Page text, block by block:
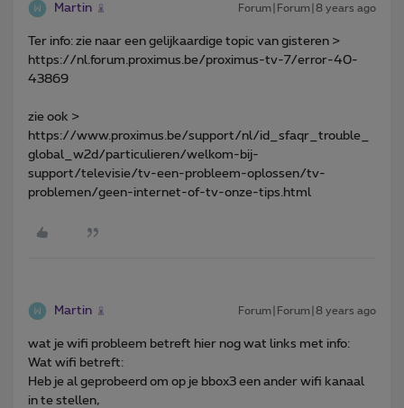
Martin Forum|Forum|8 years ago
Ter info: zie naar een gelijkaardige topic van gisteren >
https://nl.forum.proximus.be/proximus-tv-7/error-40-
43869
zie ook >
https://www.proximus.be/support/nl/id_sfaqr_trouble_
global_w2d/particulieren/welkom-bij-
support/televisie/tv-een-probleem-oplossen/tv-
problemen/geen-internet-of-tv-onze-tips.html
Martin Forum|Forum|8 years ago
wat je wifi probleem betreft hier nog wat links met info:
Wat wifi betreft:
Heb je al geprobeerd om op je bbox3 een ander wifi kanaal
in te stellen,